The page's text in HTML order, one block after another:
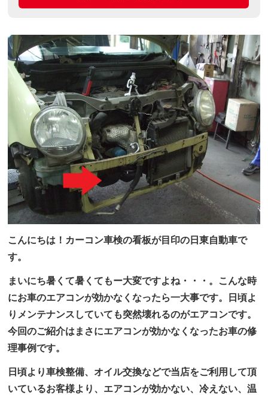
こんにちは！カーコン車検の看板が目印の日東自動車で
す。
まいにち暑くて暑くてもー大変ですよね・・・。こんな時
にお車のエアコンが効かなくなったら一大事です。日頃よ
りメンテナンスしていても突然壊れるのがエアコンです。
今回のご紹介はまさにエアコンが効かなくなったお車の修
理事例です。
日頃より車検整備、オイル交換などで当店をご利用して頂
いているお客様より、エアコンが効かない、冷えない、温